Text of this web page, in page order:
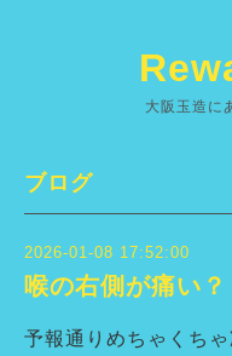
大阪玉造に
ブログ
2026-01-08 17:52:00
喉の右側が痛い？
予報通りめちゃくち